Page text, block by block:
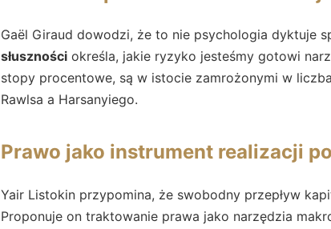
Gaël Giraud dowodzi, że to nie psychologia dyktuje
słuszności określa, jakie ryzyko jesteśmy gotowi
stopy procentowe, są w istocie zamrożonymi w
Rawlsa a Harsanyiego.
Prawo jako instrument realizacji
Yair Listokin przypomina, że swobodny przepływ
Proponuje on traktowanie prawa jako narzędzia